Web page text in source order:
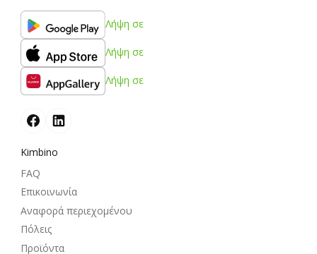
Λήψη σε
Λήψη σε
Λήψη σε
Kimbino
FAQ
Επικοινωνία
Αναφορά περιεχομένου
Πόλεις
Προϊόντα